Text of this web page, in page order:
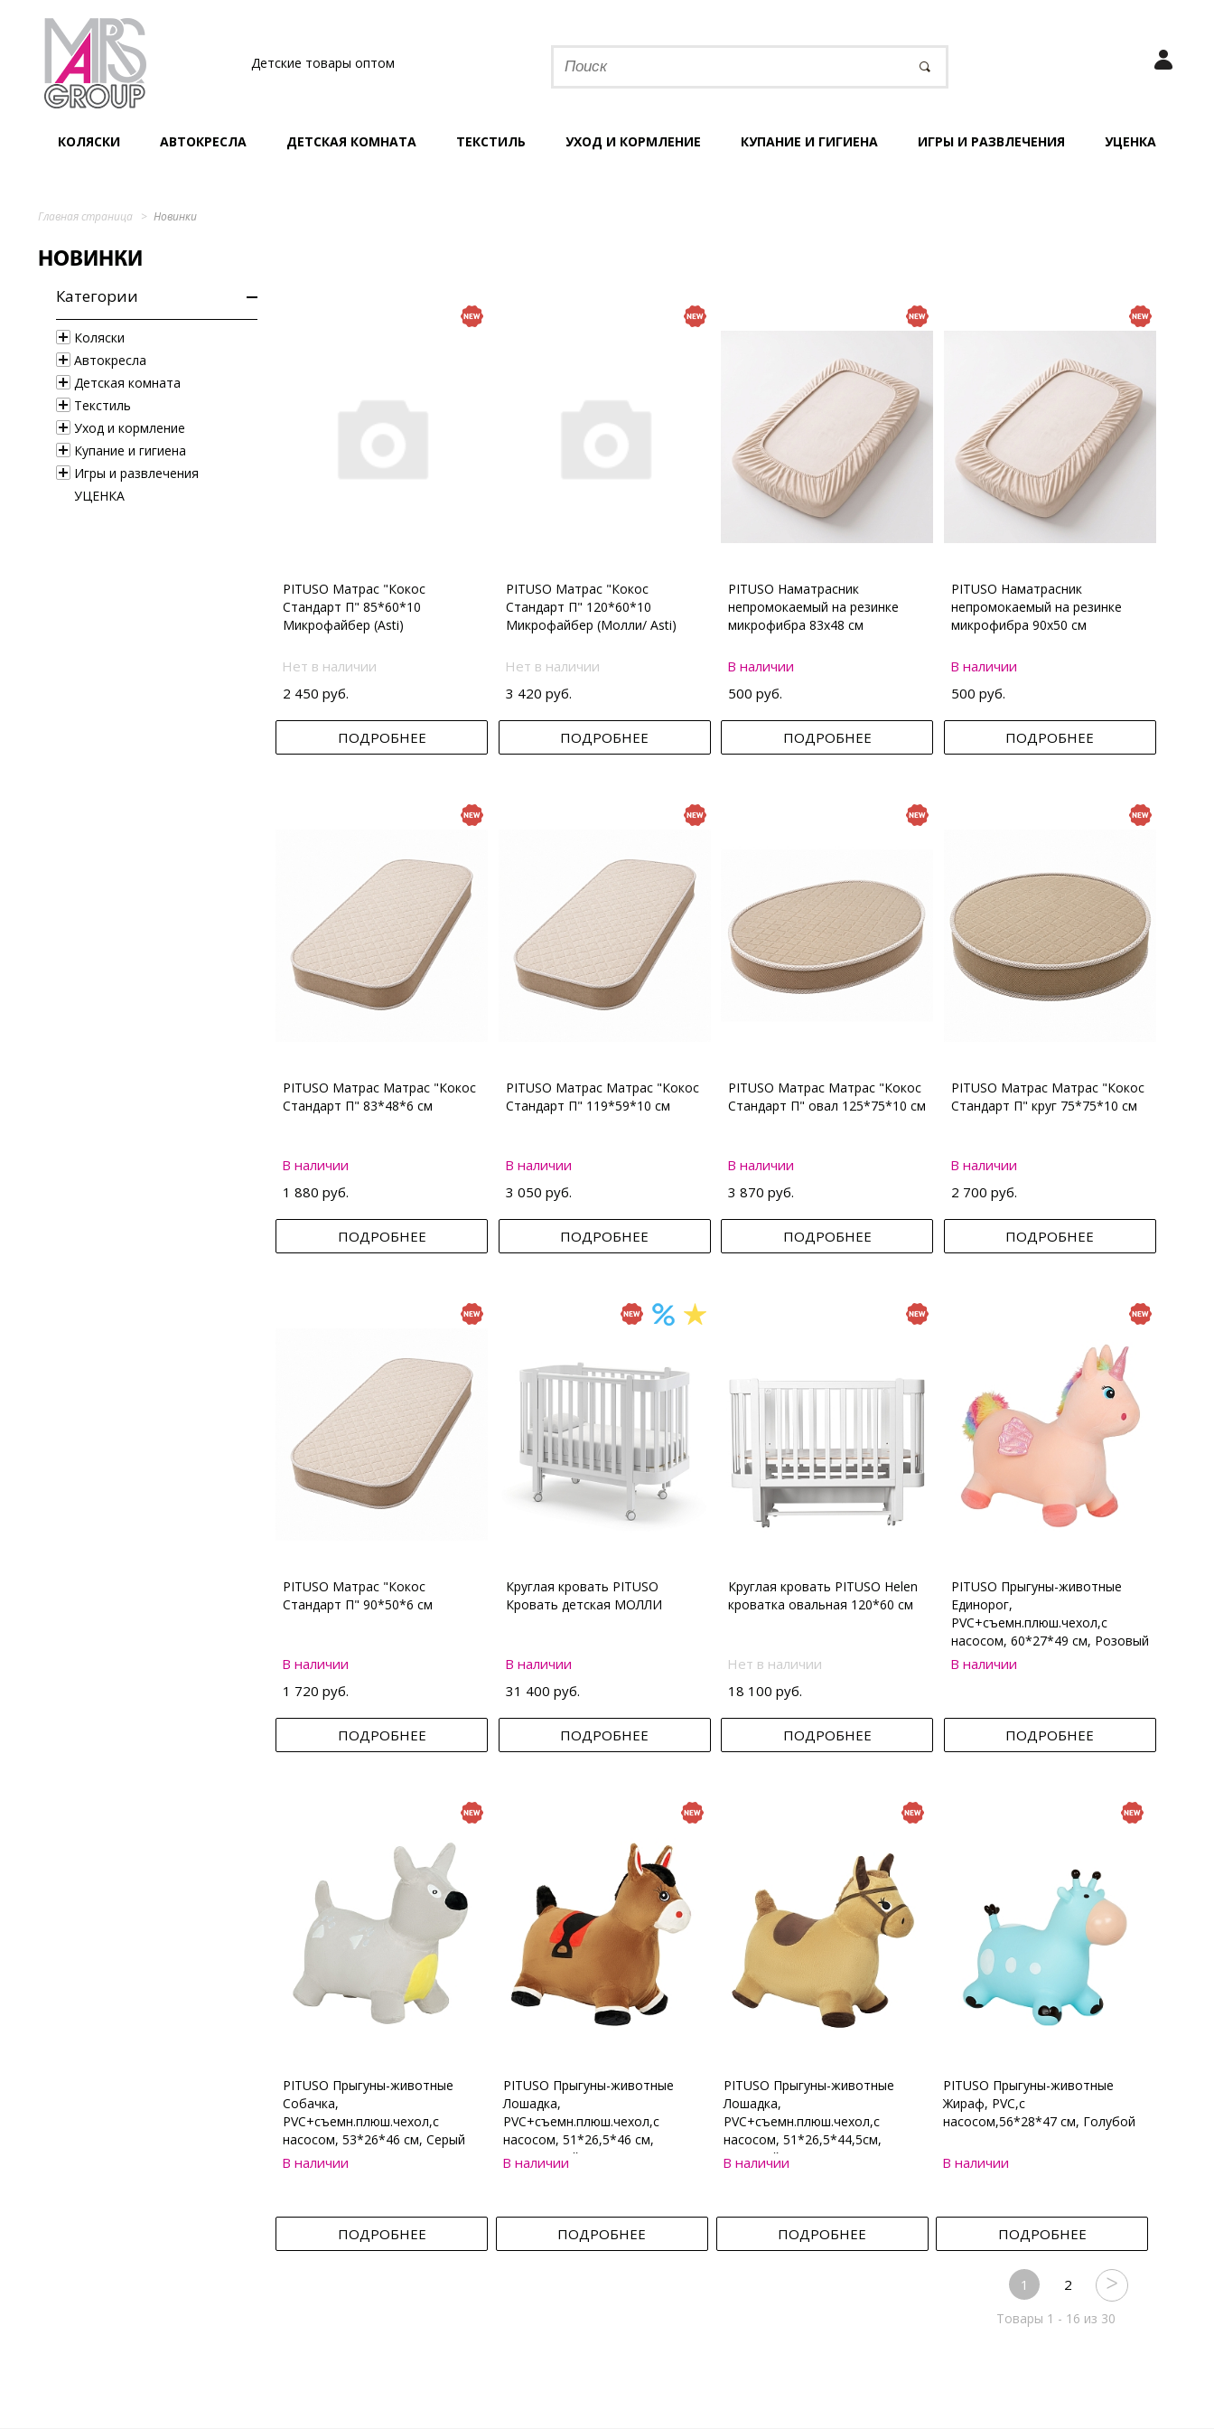
Детские товары оптом
КОЛЯСКИ АВТОКРЕСЛА ДЕТСКАЯ КОМНАТА ТЕКСТИЛЬ УХОД И КОРМЛЕНИЕ КУПАНИЕ И ГИГИЕНА ИГРЫ И РАЗВЛЕЧЕНИЯ УЦЕНКА
Главная страница Новинки
НОВИНКИ
Категории
Коляски
Автокресла
Детская комната
Текстиль
Уход и кормление
Купание и гигиена
Игры и развлечения
УЦЕНКА
PITUSO Матрас "Кокос
Стандарт П" 85*60*10
Микрофайбер (Asti)
Нет в наличии
2 450 руб.
ПОДРОБНЕЕ
PITUSO Матрас "Кокос
Стандарт П" 120*60*10
Микрофайбер (Молли/ Asti)
Нет в наличии
3 420 руб.
ПОДРОБНЕЕ
PITUSO Наматрасник
непромокаемый на резинке
микрофибра 83х48 см
В наличии
500 руб.
ПОДРОБНЕЕ
PITUSO Наматрасник
непромокаемый на резинке
микрофибра 90х50 см
В наличии
500 руб.
ПОДРОБНЕЕ
PITUSO Матрас Матрас "Кокос
Стандарт П" 83*48*6 см
В наличии
1 880 руб.
ПОДРОБНЕЕ
PITUSO Матрас Матрас "Кокос
Стандарт П" 119*59*10 см
В наличии
3 050 руб.
ПОДРОБНЕЕ
PITUSO Матрас Матрас "Кокос
Стандарт П" овал 125*75*10 см
В наличии
3 870 руб.
ПОДРОБНЕЕ
PITUSO Матрас Матрас "Кокос
Стандарт П" круг 75*75*10 см
В наличии
2 700 руб.
ПОДРОБНЕЕ
PITUSO Матрас "Кокос
Стандарт П" 90*50*6 см
В наличии
1 720 руб.
ПОДРОБНЕЕ
Круглая кровать PITUSO
Кровать детская МОЛЛИ
В наличии
31 400 руб.
ПОДРОБНЕЕ
Круглая кровать PITUSO Helen
кроватка овальная 120*60 см
Нет в наличии
18 100 руб.
ПОДРОБНЕЕ
PITUSO Прыгуны-животные
Единорог,
PVC+съемн.плюш.чехол,с
насосом, 60*27*49 см, Розовый
В наличии
ПОДРОБНЕЕ
PITUSO Прыгуны-животные
Собачка,
PVC+съемн.плюш.чехол,с
насосом, 53*26*46 см, Серый
В наличии
ПОДРОБНЕЕ
PITUSO Прыгуны-животные
Лошадка,
PVC+съемн.плюш.чехол,с
насосом, 51*26,5*46 см,
Коричневый
В наличии
ПОДРОБНЕЕ
PITUSO Прыгуны-животные
Лошадка,
PVC+съемн.плюш.чехол,с
насосом, 51*26,5*44,5см,
Бежевый
В наличии
ПОДРОБНЕЕ
PITUSO Прыгуны-животные
Жираф, PVC,с
насосом,56*28*47 см, Голубой
В наличии
ПОДРОБНЕЕ
1 2
Товары 1 - 16 из 30